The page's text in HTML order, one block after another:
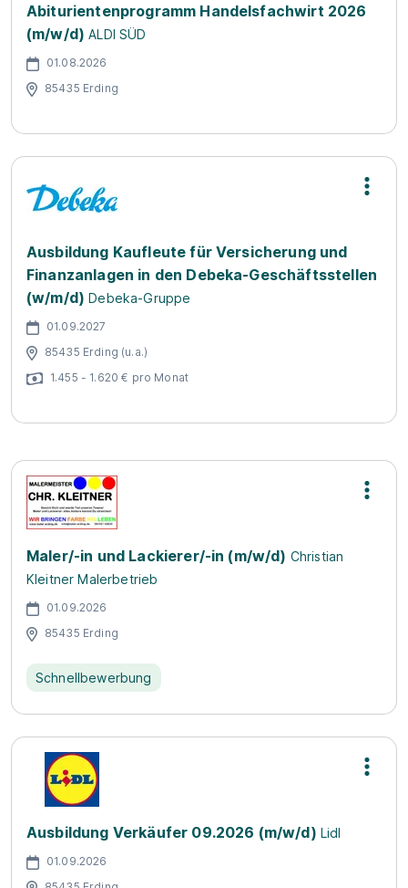
Abiturientenprogramm Handelsfachwirt 2026
(m/w/d) ALDI SÜD
01.08.2026
85435 Erding
Ausbildung Kaufleute für Versicherung und
Finanzanlagen in den Debeka-Geschäftsstellen
(w/m/d)Debeka-Gruppe
01.09.2027
85435 Erding (u.a.)
1.455 - 1.620 € pro Monat
Maler/-in und Lackierer/-in (m/w/d) Christian
Kleitner Malerbetrieb
01.09.2026
85435 Erding
Schnellbewerbung
Ausbildung Verkäufer 09.2026 (m/w/d) Lidl
01.09.2026